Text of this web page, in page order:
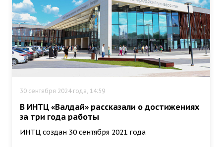
30 сентября 2024 года, 14:59
В ИНТЦ «Валдай» рассказали о достижениях
за три года работы
ИНТЦ создан 30 сентября 2021 года